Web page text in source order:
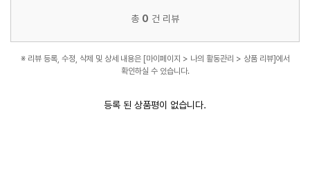
총 0 건 리뷰
※ 리뷰 등록, 수정, 삭제 및 상세 내용은 [마이페이지 > 나의 활동관리 > 상품 리뷰]에서
확인하실 수 있습니다.
등록 된 상품평이 없습니다.